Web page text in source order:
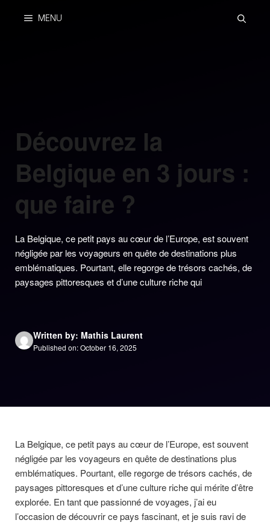
MENU
Découvrez la
Belgique en 3 jours :
que faire ?
La Belgique, ce petit pays au cœur de l’Europe, est souvent
négligée par les voyageurs en quête de destinations plus
emblématiques. Pourtant, elle regorge de trésors cachés, de
paysages pittoresques et d’une culture riche qui
Written by: Mathis Laurent
Published on: October 16, 2025
La Belgique, ce petit pays au cœur de l’Europe, est souvent
négligée par les voyageurs en quête de destinations plus
emblématiques. Pourtant, elle regorge de trésors cachés, de
paysages pittoresques et d’une culture riche qui mérite d’être
explorée. En tant que passionné de voyages, j’ai eu
l’occasion de découvrir ce pays fascinant, et je suis ravi de